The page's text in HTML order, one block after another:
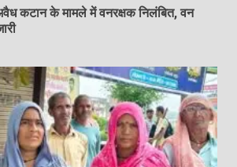
कटान के मामले में वनरक्षक निलंबित, वन